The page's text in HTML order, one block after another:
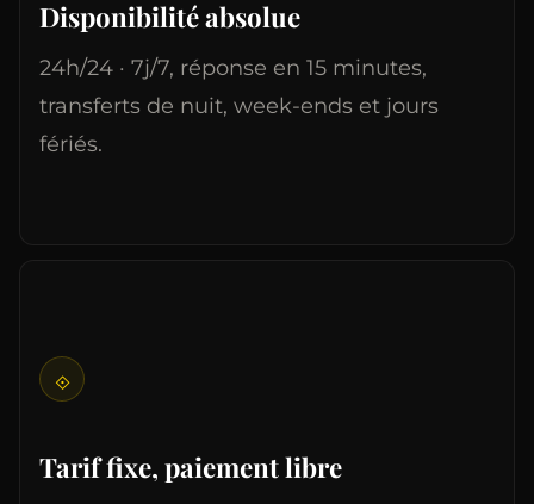
Disponibilité absolue
24h/24 · 7j/7, réponse en 15 minutes,
transferts de nuit, week-ends et jours
fériés.
⟐
Tarif fixe, paiement libre